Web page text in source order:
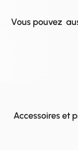
Accessoires et
Vous pouvez